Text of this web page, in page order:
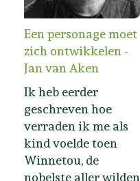
Een personage moet
zich ontwikkelen -
Jan van Aken
Ik heb eerder
geschreven hoe
verraden ik me als
kind voelde toen
Winnetou, de
nobelste aller wilden